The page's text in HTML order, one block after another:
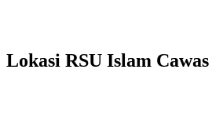
Lokasi RSU Islam Cawas